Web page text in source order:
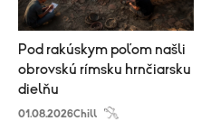
Pod rakúskym poľom našli
obrovskú rímsku hrnčiarsku
dielňu
01.08.2026Chill